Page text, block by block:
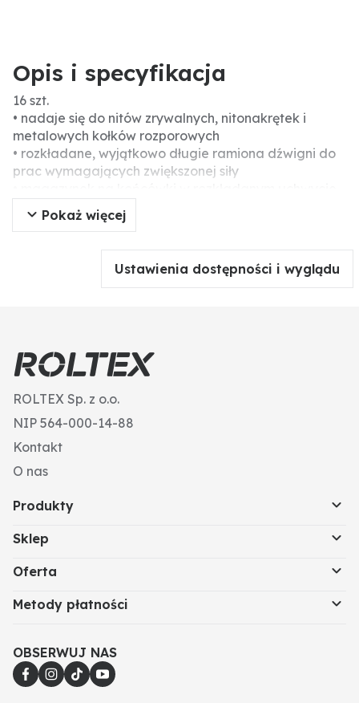
Opis i specyfikacja
16 szt.
• nadaje się do nitów zrywalnych, nitonakrętek i
metalowych kołków rozporowych
• rozkładane, wyjątkowo długie ramiona dźwigni do
prac wymagających zwiększonej siły
• 2-komponentowy uchwyt
• korpus z odlewu metalu
GRANIT BLACK EDITION z przegródkami
Pokaż więcej
Ustawienia dostępności i wyglądu
ROLTEX Sp. z o.o.
NIP 564-000-14-88
Kontakt
O nas
Produkty
Sklep
Oferta
Metody płatności
OBSERWUJ NAS